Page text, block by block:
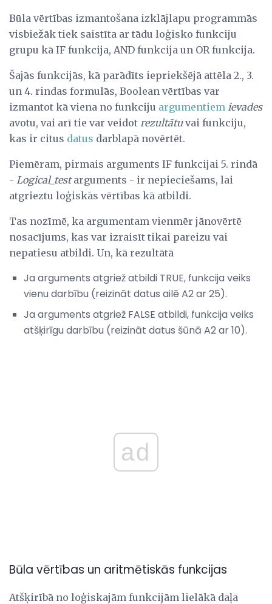
Būla vērtības izmantošana izklājlapu programmās
visbiežāk tiek saistīta ar tādu loģisko funkciju
grupu kā IF funkcija, AND funkcija un OR funkcija.
Šajās funkcijās, kā parādīts iepriekšējā attēla 2., 3.
un 4. rindas formulās, Boolean vērtības var
izmantot kā viena no funkciju argumentiem ievades
avotu, vai arī tie var veidot rezultātuvai funkciju,
kas ir citus datus darblapā novērtēt.
Piemēram, pirmais arguments IF funkcijai 5. rindā
- Logical_testarguments - ir nepieciešams, lai
atgrieztu loģiskās vērtības kā atbildi.
Tas nozīmē, ka argumentam vienmēr jānovērtē
nosacījums, kas var izraisīt tikai pareizu vai
nepatiesu atbildi. Un, kā rezultātā
Ja arguments atgriež atbildi TRUE, funkcija veiks
vienu darbību (reizināt datus ailē A2 ar 25).
Ja arguments atgriež FALSE atbildi, funkcija veiks
atšķirīgu darbību (reizināt datus šūnā A2 ar 10).
ad
Būla vērtības un aritmētiskās funkcijas
Atšķirībā no loģiskajām funkcijām lielākā daļa